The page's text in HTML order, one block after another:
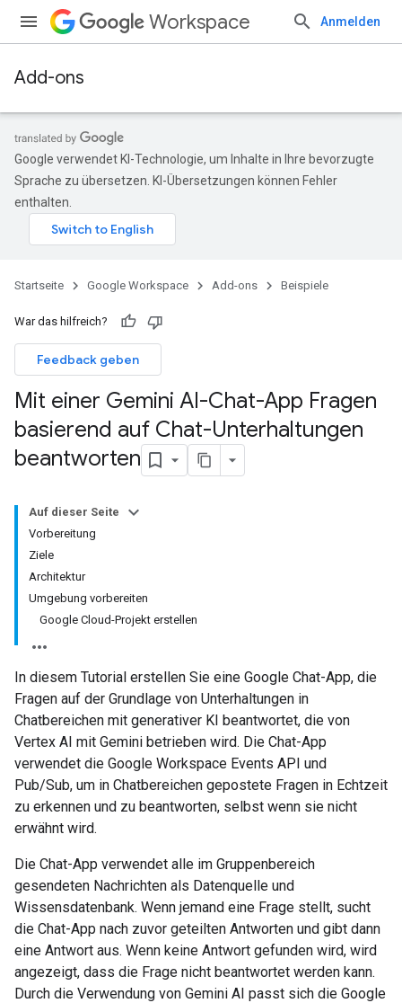
Workspace Anmelden
Add-ons
Google verwendet KI-Technologie, um Inhalte in Ihre bevorzugte
Sprache zu übersetzen. KI-Übersetzungen können Fehler
enthalten.
Startseite Google Workspace Add-ons Beispiele
War das hilfreich?
Feedback geben
Mit einer Gemini AI-Chat-App Fragen
basierend auf Chat-Unterhaltungen
beantworten
Auf dieser Seite
Vorbereitung
Ziele
Architektur
Umgebung vorbereiten
Google Cloud-Projekt erstellen
In diesem Tutorial erstellen Sie eine Google Chat-App, die
Fragen auf der Grundlage von Unterhaltungen in
Chatbereichen mit generativer KI beantwortet, die von
Vertex AI mit Gemini betrieben wird. Die Chat-App
verwendet die Google Workspace Events API und
Pub/Sub, um in Chatbereichen gepostete Fragen in Echtzeit
zu erkennen und zu beantworten, selbst wenn sie nicht
erwähnt wird.
Die Chat-App verwendet alle im Gruppenbereich
gesendeten Nachrichten als Datenquelle und
Wissensdatenbank. Wenn jemand eine Frage stellt, sucht
die Chat-App nach zuvor geteilten Antworten und gibt dann
eine Antwort aus. Wenn keine Antwort gefunden wird, wird
angezeigt, dass die Frage nicht beantwortet werden kann.
Durch die Verwendung von Gemini AI passt sich die Google